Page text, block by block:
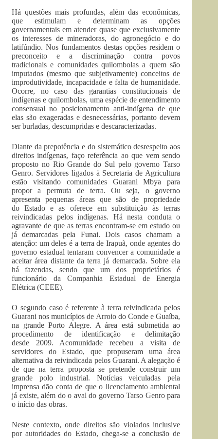
Há questões mais profundas, além das econômicas,
que estimulam e determinam as opções
governamentais em atender quase que exclusivamente
os interesses de mineradoras, do agronegócio e do
latifúndio. Nos fundamentos destas opções residem o
preconceito e a discriminação contra povos
tradicionais e comunidades quilombolas a quem são
imputados (mesmo que subjetivamente) conceitos de
improdutividade, incapacidade e falta de humanidade.
Ocorre, no caso das garantias constitucionais de
indígenas e quilombolas, uma espécie de entendimento
consensual no posicionamento anti-indígena de que
elas são exageradas e desnecessárias, portanto devem
ser burladas, descumpridas e descaracterizadas.
Diante da prepotência e do sistemático desrespeito aos
direitos indígenas, faço referência ao que vem sendo
proposto no Rio Grande do Sul pelo governo Tarso
Genro. Servidores ligados à Secretaria de Agricultura
estão visitando comunidades Guarani Mbya para
propor a permuta de terra. Ou seja, o governo
apresenta pequenas áreas que são de propriedade
do Estado e as oferece em substituição às terras
reivindicadas pelos indígenas. Há nesta conduta o
agravante de que as terras encontram-se em estudo ou
já demarcadas pela Funai. Dois casos chamam a
atenção: um deles é a terra de Irapuã, onde agentes do
governo estadual tentaram convencer a comunidade a
aceitar área distante da terra já demarcada. Sobre ela
há fazendas, sendo que um dos proprietários é
funcionário da Companhia Estadual de Energia
Elétrica (CEEE).
O segundo caso é referente à terra reivindicada pelos
Guarani nos municípios de Arroio do Conde e Guaíba,
na grande Porto Alegre. A área está submetida ao
procedimento de identificação e delimitação
desde 2009. Acomunidade recebeu a visita de
servidores do Estado, que propuseram uma área
alternativa da reivindicada pelos Guarani. A alegação é
de que na terra proposta se pretende construir um
grande polo industrial. Notícias veiculadas pela
imprensa dão conta de que o licenciamento ambiental
já existe, além do o aval do governo Tarso Genro para
o início das obras.
Neste contexto, onde direitos são violados inclusive
por autoridades do Estado, chega-se a conclusão de